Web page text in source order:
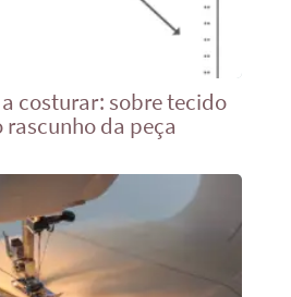
costurar: sobre tecido
rascunho da peça